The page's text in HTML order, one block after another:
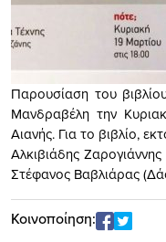
Παρουσίαση του
Μανδραβέλη την
Αιανής. Για το βιβλίο,
Αλκιβιάδης
Στέφανος Βαβλιάρας
Κοινοποίηση: